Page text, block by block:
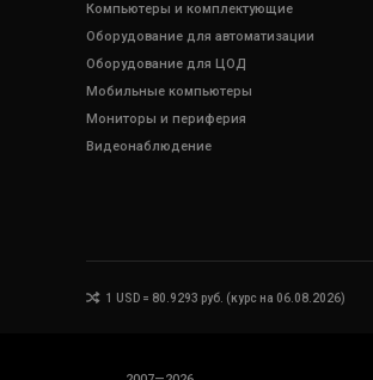
Компьютеры и комплектующие
Оборудование для автоматизации
Оборудование для ЦОД
Мобильные компьютеры
Мониторы и периферия
Видеонаблюдение
1 USD = 80.9293 руб. (курс на 06.08.2026)